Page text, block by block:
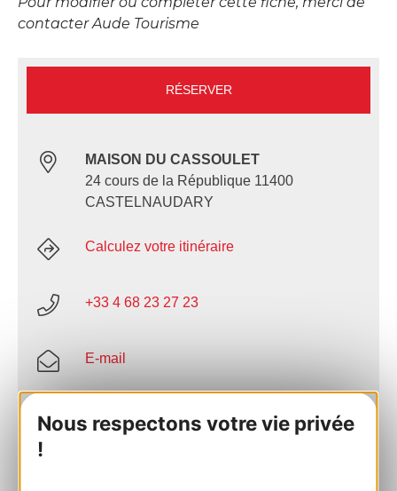
Nous respectons votre vie privée
!
contacter Aude Tourisme
RÉSERVER
MAISON DU CASSOULET
24 cours de la République 11400
CASTELNAUDARY
Calculez votre itinéraire
+33 4 68 23 27 23
E-mail
Site internet